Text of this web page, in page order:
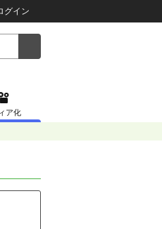
グイン
ア化